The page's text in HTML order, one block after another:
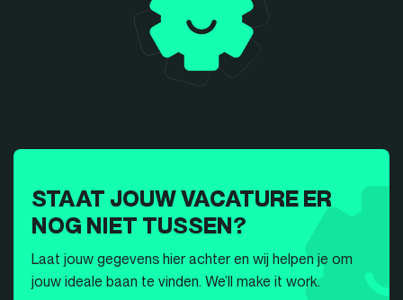
STAAT JOUW VACATURE ER
NOG NIET TUSSEN?
Laat jouw gegevens hier achter en wij helpen je om
jouw ideale baan te vinden. We’ll make it work.